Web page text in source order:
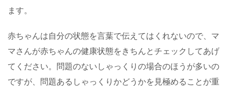
ます。
赤ちゃんは自分の状態を言葉で伝えてはくれないので、マ
マさんが赤ちゃんの健康状態をきちんとチェックしてあげ
てください。問題のないしゃっくりの場合のほうが多いの
ですが、問題あるしゃっくりかどうかを見極めることが重